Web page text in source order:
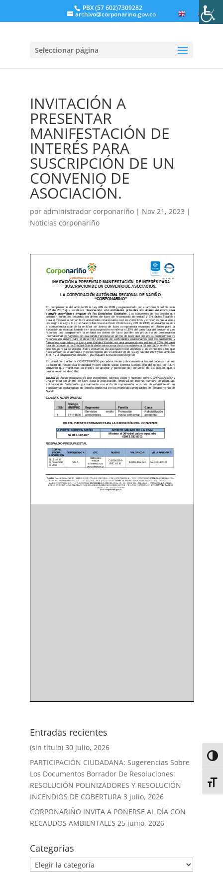
PBX (57 602)7309282
archivo@corponarino.gov.co
Seleccionar página
INVITACIÓN A
PRESENTAR
MANIFESTACIÓN DE
INTERÉS PARA
SUSCRIPCIÓN DE UN
CONVENIO DE
ASOCIACIÓN.
por administrador corponariño| Nov 21, 2023 |
Noticias corponariño
Entradas recientes
(sin título) 30 julio, 2026
PARTICIPACIÓN CIUDADANA: Sugerencias Sobre
Los Documentos Borrador De Resoluciones:
RESOLUCIÓN POLINIZADORES Y RESOLUCIÓN
INCENDIOS DE COBERTURA 3 julio, 2026
CORPONARIÑO INVITA A PONERSE AL DÍA CON
RECAUDOS AMBIENTALES 25 junio, 2026
Categorías
ES